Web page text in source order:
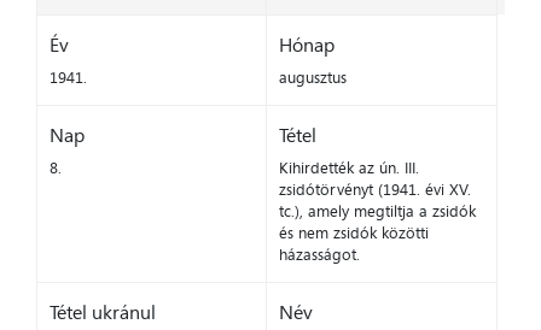
Év
1941.
Hónap
augusztus
Nap
8.
Tétel
Kihirdették az ún. III.
zsidótörvényt (1941. évi XV.
tc.), amely megtiltja a zsidók
és nem zsidók közötti
házasságot.
Tétel ukránul Név